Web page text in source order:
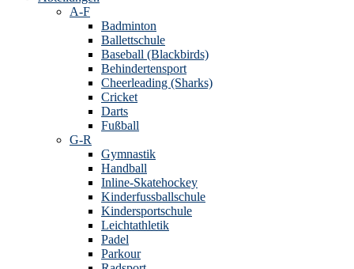
A-F
Badminton
Ballettschule
Baseball (Blackbirds)
Behindertensport
Cheerleading (Sharks)
Cricket
Darts
Fußball
G-R
Gymnastik
Handball
Inline-Skatehockey
Kinderfussballschule
Kindersportschule
Leichtathletik
Padel
Parkour